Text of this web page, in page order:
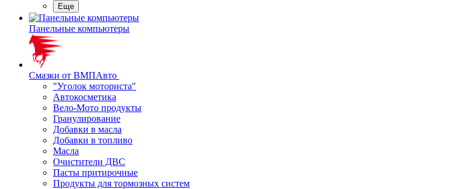
Еще
Панельные компьютеры
Смазки от ВМПАвто
"Уголок моториста"
Автокосметика
Вело-Мото продукты
Гранулирование
Добавки в масла
Добавки в топливо
Масла
Очистители ДВС
Пасты притирочные
Продукты для тормозных систем